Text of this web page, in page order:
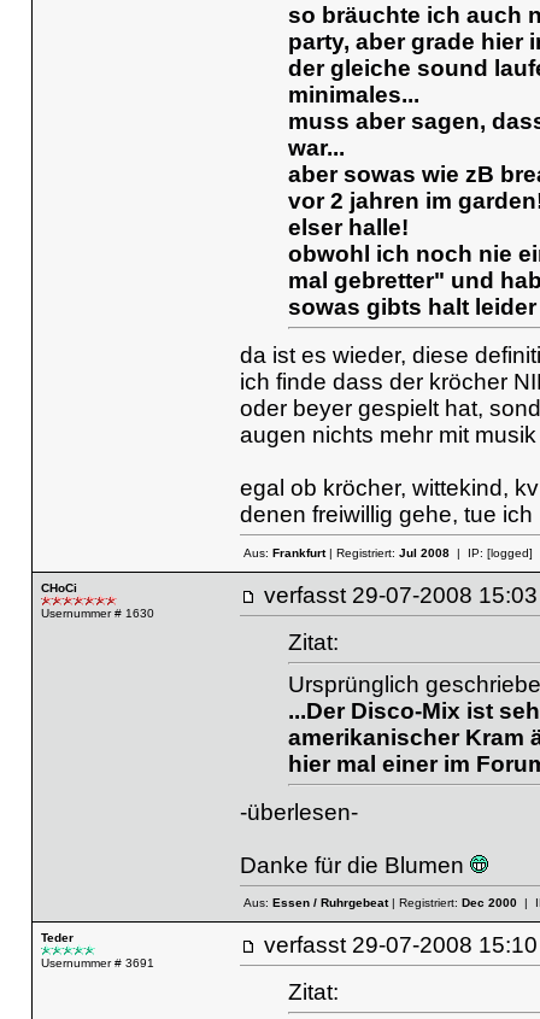
so bräuchte ich auch
party, aber grade hier
der gleiche sound
minimales...
muss aber sagen,
war...
aber sowas wie zB
vor 2 jahren im
elser halle!
obwohl ich noch nie
mal gebretter" und
sowas gibts halt
da ist es wieder, diese
ich finde dass der kröcher
oder beyer gespielt hat,
augen nichts mehr mit
egal ob kröcher, wittekind,
denen freiwillig gehe, tue
Aus: Frankfurt| Registriert: Jul 2008| IP: [logged]
CHoCi
Usernummer # 1630
verfasst 29-07-2008
Zitat:
Ursprünglich
...Der Disco-Mix ist
amerikanischer Kram
hier mal einer im
-überlesen-
Danke für die Blumen
Aus: Essen / Ruhrgebeat| Registriert: Dec 2000|
Teder
Usernummer # 3691
verfasst 29-07-2008
Zitat: